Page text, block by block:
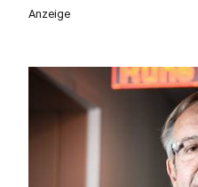
Anzeige